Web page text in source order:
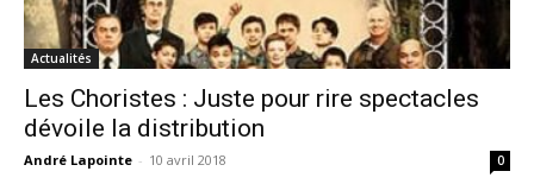
Actualités
Les Choristes : Juste pour rire spectacles
dévoile la distribution
André Lapointe - 10 avril 2018 0